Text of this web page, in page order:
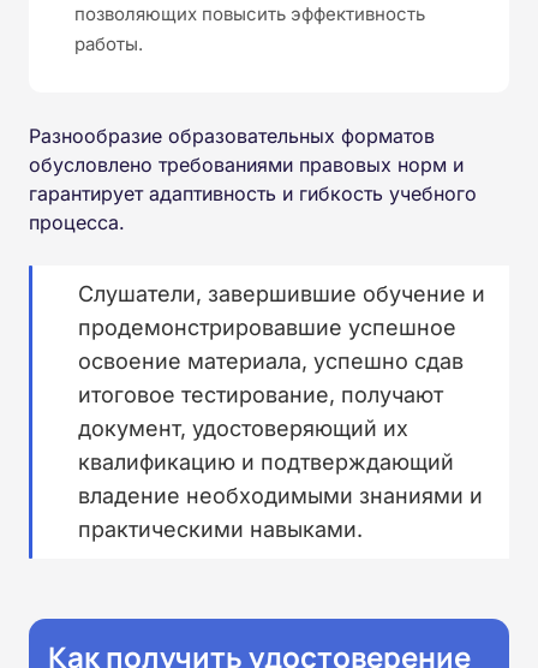
позволяющих повысить эффективность
работы.
Разнообразие образовательных форматов
обусловлено требованиями правовых норм и
гарантирует адаптивность и гибкость учебного
процесса.
Слушатели, завершившие обучение и
продемонстрировавшие успешное
освоение материала, успешно сдав
итоговое тестирование, получают
документ, удостоверяющий их
квалификацию и подтверждающий
владение необходимыми знаниями и
практическими навыками.
Как получить удостоверение